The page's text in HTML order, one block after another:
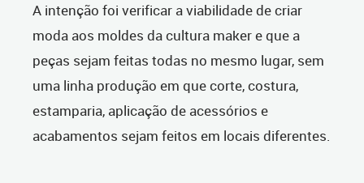
A intenção foi verificar a viabilidade de criar
moda aos moldes da cultura maker e que a
peças sejam feitas todas no mesmo lugar, sem
uma linha produção em que corte, costura,
estamparia, aplicação de acessórios e
acabamentos sejam feitos em locais diferentes.